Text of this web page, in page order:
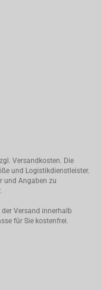
Versandkosten. Die
und Logistikdienstleister.
und Angaben zu
Versand innerhalb
für Sie kostenfrei.